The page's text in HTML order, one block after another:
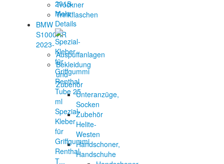
Trockner
Trinkflaschen
BMW
S1000RR
2023-
Auspuffanlagen
Bekleidung
und
Zubehör
Unteranzüge,
Socken
Zubehör
Helite-
Westen
Handschoner,
Handschuhe
2015-
Mehr
Details
Spezial-
Kleber
für
Griffgummi
Renthal
T...